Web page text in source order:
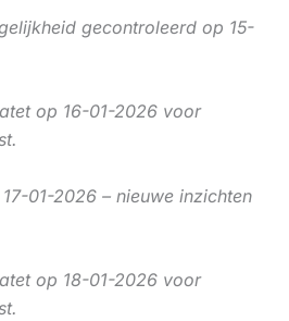
gecontroleerd op 15-
op 16-01-2026 voor
01-2026 – nieuwe inzichten
op 18-01-2026 voor